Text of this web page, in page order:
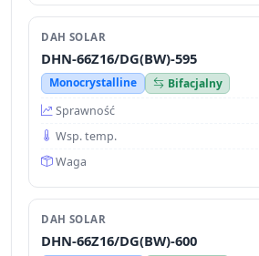
DAH SOLAR
DHN-66Z16/DG(BW)-595
Monocrystalline
Bifacjalny
Sprawność
Wsp. temp.
Waga
DAH SOLAR
DHN-66Z16/DG(BW)-600